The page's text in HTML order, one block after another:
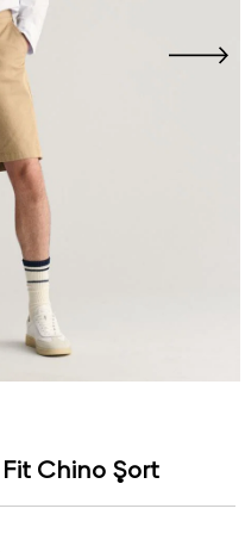
Fit Chino Şort